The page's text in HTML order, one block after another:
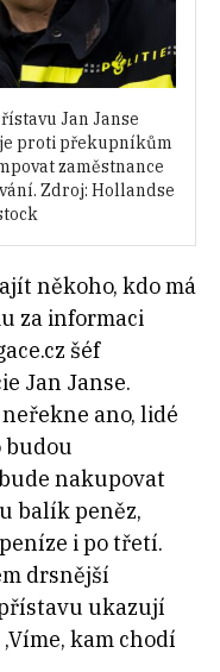
Jan Janse
proti překupníkům
zaměstnance
Zdroj: Hollandse
někoho, kdo má
za informaci
šéf
Jan Janse.
ano, lidé
budou
nakupovat
balík peněz,
i po třetí.
drsnější
ukazují
kam chodí